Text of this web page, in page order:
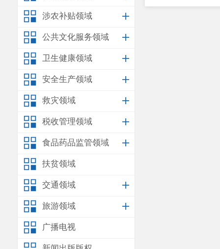
涉农补贴领域
公共文化服务领域
卫生健康领域
安全生产领域
救灾领域
税收管理领域
食品药品监管领域
扶贫领域
交通领域
旅游领域
广播电视